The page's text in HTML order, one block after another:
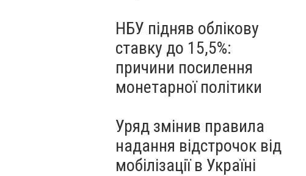
НБУ підняв облікову
ставку до 15,5%:
причини посилення
монетарної політики
Уряд змінив правила
надання відстрочок від
мобілізації в Україні